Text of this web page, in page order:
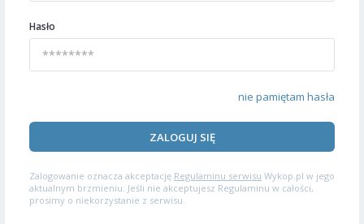
Hasło
nie pamiętam hasła
ZALOGUJ SIĘ
Zalogowanie oznacza akceptację Regulaminu serwisu Wykop.pl w jego
aktualnym brzmieniu. Jeśli nie akceptujesz Regulaminu w całości,
prosimy o niekorzystanie z serwisu.